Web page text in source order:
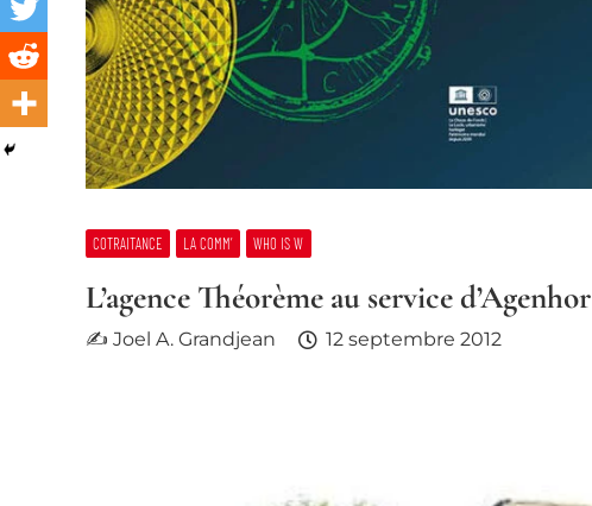
COTRAITANCE LA COMM’ WHO IS W
L’agence Théorème au service d’Agenhor
✍ Joel A. Grandjean 12 septembre 2012